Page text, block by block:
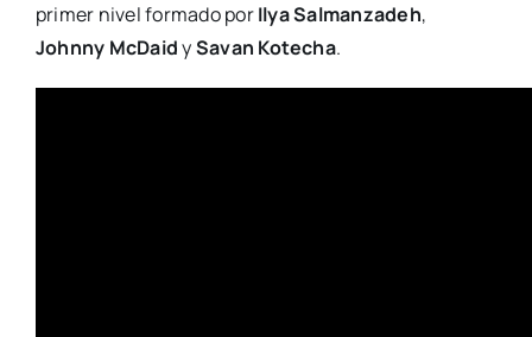
primer nivel formado porIlya Salmanzadeh,
Johnny McDaidySavan Kotecha.